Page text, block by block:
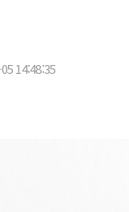
14:48:35